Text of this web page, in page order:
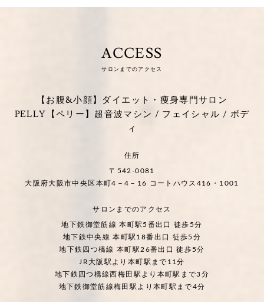
ACCESS
サロンまでのアクセス
【お腹&小顔】ダイエット・痩身専門サロン
PELLY【ペリー】超音波マシン / フェイシャル / ボデ
ィ
住所
〒542-0081
大阪府大阪市中央区本町4－4－16 コートハウス416・1001
サロンまでのアクセス
地下鉄御堂筋線 本町駅5番出口 徒歩5分
地下鉄中央線 本町駅18番出口 徒歩5分
地下鉄四つ橋線 本町駅26番出口 徒歩5分
JR大阪駅より本町駅まで11分
地下鉄四つ橋線西梅田駅より本町駅まで3分
地下鉄御堂筋線梅田駅より本町駅まで4分